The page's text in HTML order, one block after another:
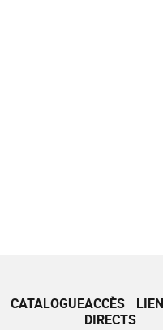
CATALOGUEACCÈS
DIRECTS